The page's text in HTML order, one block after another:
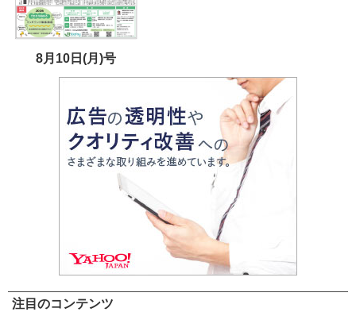
8月10日(月)号
注目のコンテンツ